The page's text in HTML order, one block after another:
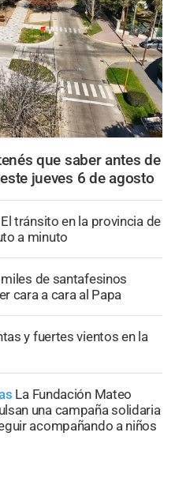
que saber antes de
jueves 6 de agosto
El tránsito en la provincia de
a minuto
miles de santafesinos
cara a cara al Papa
y fuertes vientos en la
La Fundación Mateo
una campaña solidaria
acompañando a niños